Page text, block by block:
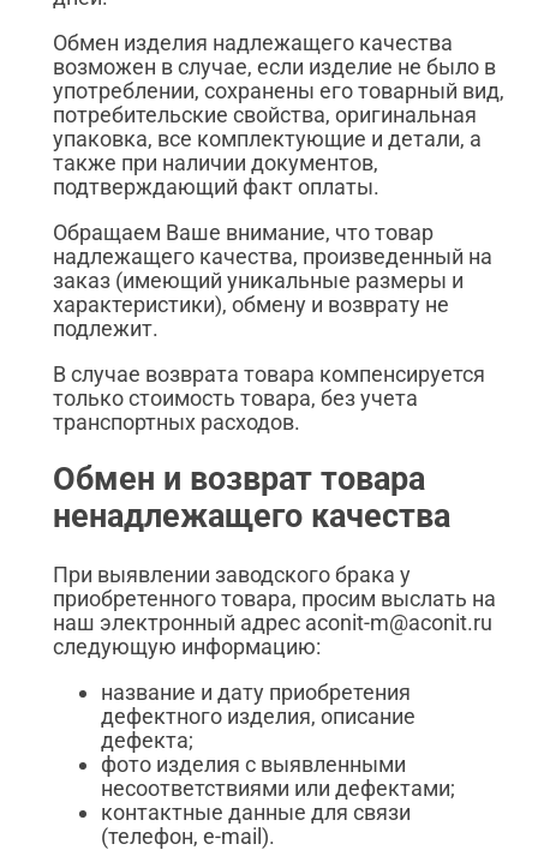
Обмен изделия надлежащего качества
возможен в случае, если изделие не было в
употреблении, сохранены его товарный вид,
потребительские свойства, оригинальная
упаковка, все комплектующие и детали, а
также при наличии документов,
подтверждающий факт оплаты.
Обращаем Ваше внимание, что товар
надлежащего качества, произведенный на
заказ (имеющий уникальные размеры и
характеристики), обмену и возврату не
подлежит.
В случае возврата товара компенсируется
только стоимость товара, без учета
транспортных расходов.
Обмен и возврат товара
ненадлежащего качества
При выявлении заводского брака у
приобретенного товара, просим выслать на
наш электронный адрес aconit-m@aconit.ru
следующую информацию:
название и дату приобретения
дефектного изделия, описание
дефекта;
фото изделия с выявленными
несоответствиями или дефектами;
контактные данные для связи
(телефон, e-mail).